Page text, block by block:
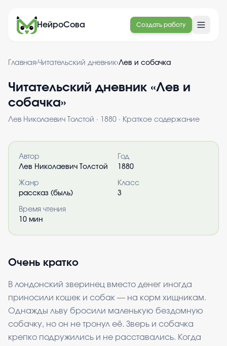
НейроСова Создать работу
Главная›Читательский дневник›Лев и собачка
Читательский дневник «Лев и
собачка»
Лев Николаевич Толстой · 1880 · Краткое содержание
Информация о книге
Автор
Лев Николаевич Толстой
Год
1880
Жанр
рассказ (быль)
Класс
3
Время чтения
10 мин
Очень кратко
В лондонский зверинец вместо денег иногда
приносили кошек и собак — на корм хищникам.
Однажды льву бросили маленькую бездомную
собачку, но он не тронул её. Зверь и собачка
крепко подружились и не расставались. Когда